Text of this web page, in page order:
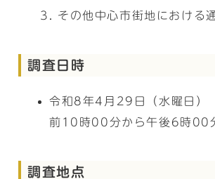
その他中心市街地における
調査日時
令和8年4月29日（水曜日）
前10時00分から午後6時00
調査地点